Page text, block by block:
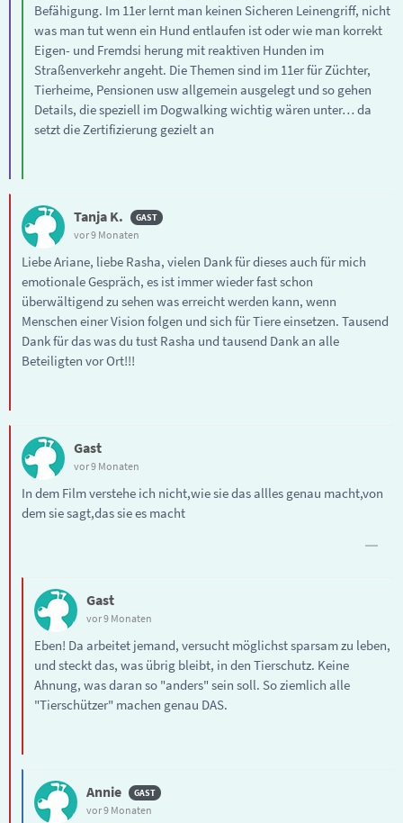
Befähigung. Im 11er lernt man keinen Sicheren Leinengriff, nicht
was man tut wenn ein Hund entlaufen ist oder wie man korrekt
Eigen- und Fremdsi herung mit reaktiven Hunden im
Straßenverkehr angeht. Die Themen sind im 11er für Züchter,
Tierheime, Pensionen usw allgemein ausgelegt und so gehen
Details, die speziell im Dogwalking wichtig wären unter… da
setzt die Zertifizierung gezielt an
Tanja K.
vor 9 Monaten
Liebe Ariane, liebe Rasha, vielen Dank für dieses auch für mich
emotionale Gespräch, es ist immer wieder fast schon
überwältigend zu sehen was erreicht werden kann, wenn
Menschen einer Vision folgen und sich für Tiere einsetzen. Tausend
Dank für das was du tust Rasha und tausend Dank an alle
Beteiligten vor Ort!!!
Gast
vor 9 Monaten
In dem Film verstehe ich nicht,wie sie das allles genau macht,von
dem sie sagt,das sie es macht
Gast
vor 9 Monaten
Eben! Da arbeitet jemand, versucht möglichst sparsam zu leben,
und steckt das, was übrig bleibt, in den Tierschutz. Keine
Ahnung, was daran so "anders" sein soll. So ziemlich alle
"Tierschützer" machen genau DAS.
Annie
vor 9 Monaten